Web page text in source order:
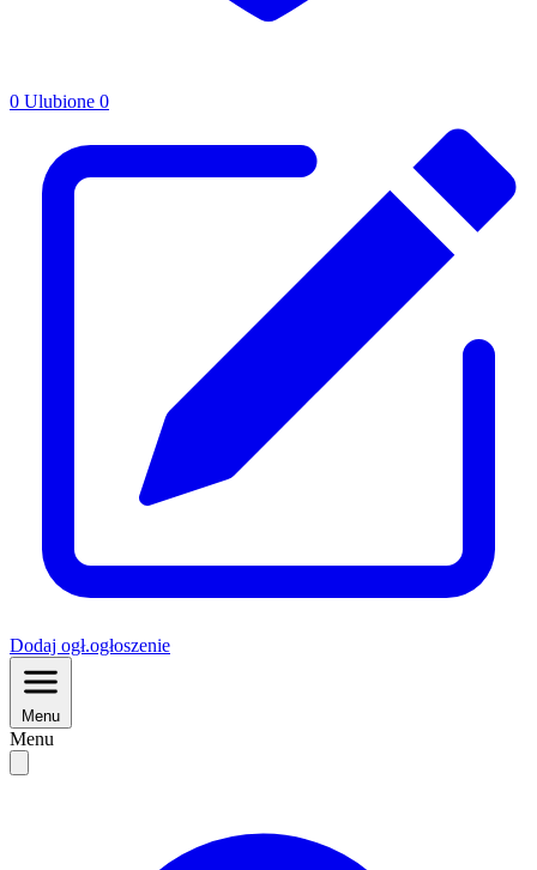
0 Ulubione 0
Dodaj ogł.ogłoszenie
Menu
Menu